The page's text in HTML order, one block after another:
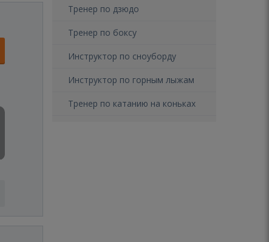
Тренер по дзюдо
Тренер по боксу
Инструктор по сноуборду
Инструктор по горным лыжам
Тренер по катанию на коньках